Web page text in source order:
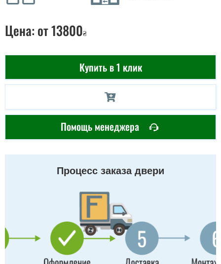
Цена: от 13800₴
Купить в 1 клик
Помощь менеджера
Процесс заказа двери